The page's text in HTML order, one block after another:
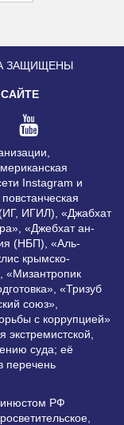
ЗАЩИЩЕНЫ
Instagram и
ИГИЛ), «Джабхат
«Джебхат ан-
(НБП), «Аль-
крымско-
«Мизантропик
«Тризуб
союз»,
с коррупцией»
суда; её
перечень
РФ